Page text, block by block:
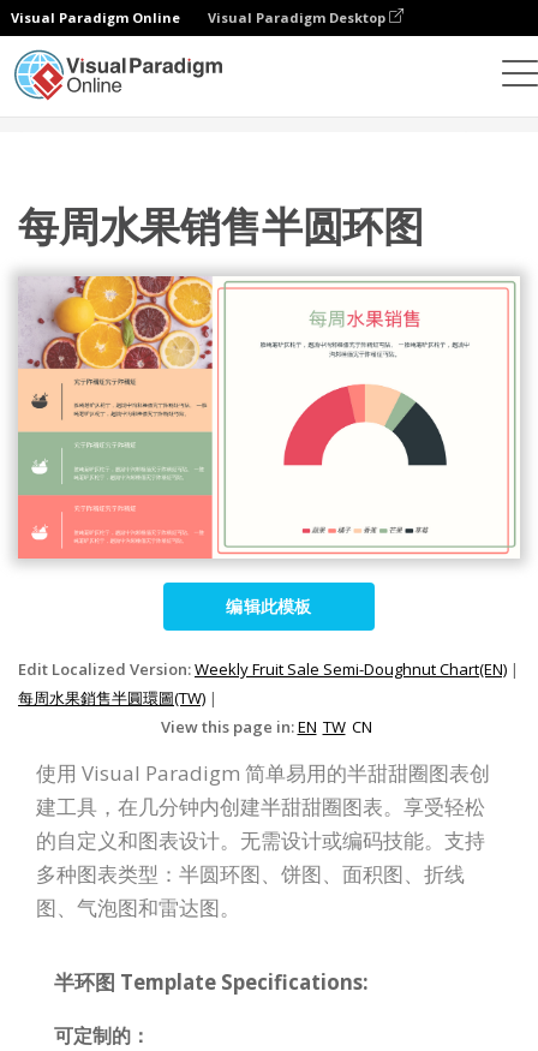
Visual Paradigm Online Visual Paradigm Desktop
每周水果销售半圆环图
编辑此模板
Edit Localized Version:Weekly Fruit Sale Semi-Doughnut Chart(EN) |
每周水果銷售半圓環圖(TW) |
View this page in:EN TW CN
使用 Visual Paradigm 简单易用的半甜甜圈图表创
建工具，在几分钟内创建半甜甜圈图表。享受轻松
的自定义和图表设计。无需设计或编码技能。支持
多种图表类型：半圆环图、饼图、面积图、折线
图、气泡图和雷达图。
半环图 Template Specifications:
可定制的：